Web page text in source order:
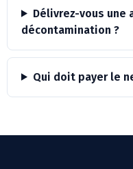
Délivrez-vous
décontamination ?
Qui doit payer le